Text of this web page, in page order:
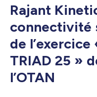
Rajant
connectivité
de l’exercice
TRIAD 25 »
l’OTAN